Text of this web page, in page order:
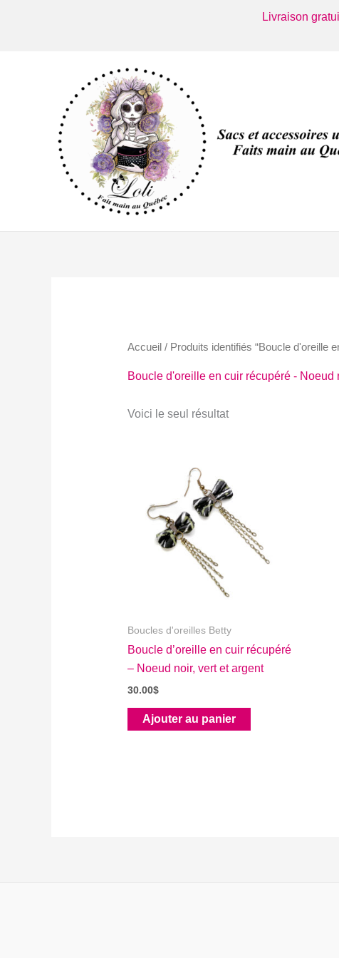
Livraison
Accueil / Produits identifiés “Boucle d'oreille
Boucle d'oreille en cuir récupéré - Noeud
Voici le seul résultat
Boucles d'oreilles Betty
Boucle d’oreille en cuir récupéré
– Noeud noir, vert et argent
30.00$
Ajouter au panier